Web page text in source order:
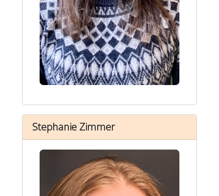
Stephanie Zimmer